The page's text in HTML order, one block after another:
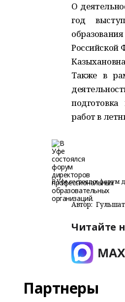
О
год
Российской
Также в
работ в
В Уфе состоялся форум
Автор:
Читайте
Партнеры